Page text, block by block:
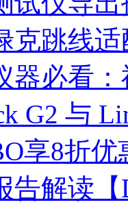
克跳线适
器必看
G2 与
享8折优
告解读【